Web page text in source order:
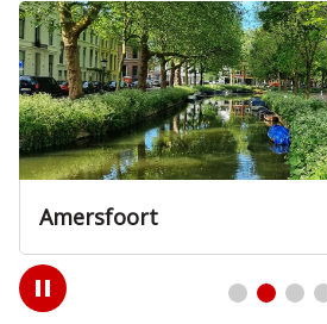
Utrecht
Play
/